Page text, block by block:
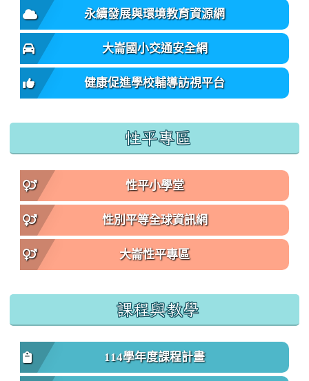
永續發展與環境教育資源網
大崙國小交通安全網
健康促進學校輔導訪視平台
性平專區
性平小學堂
性別平等全球資訊網
大崙性平專區
課程與教學
114學年度課程計畫